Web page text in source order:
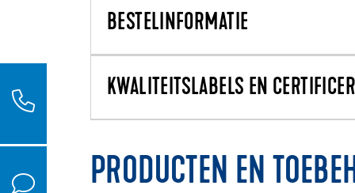
BESTELINFORMATIE
KWALITEITSLABELS EN
PRODUCTEN EN